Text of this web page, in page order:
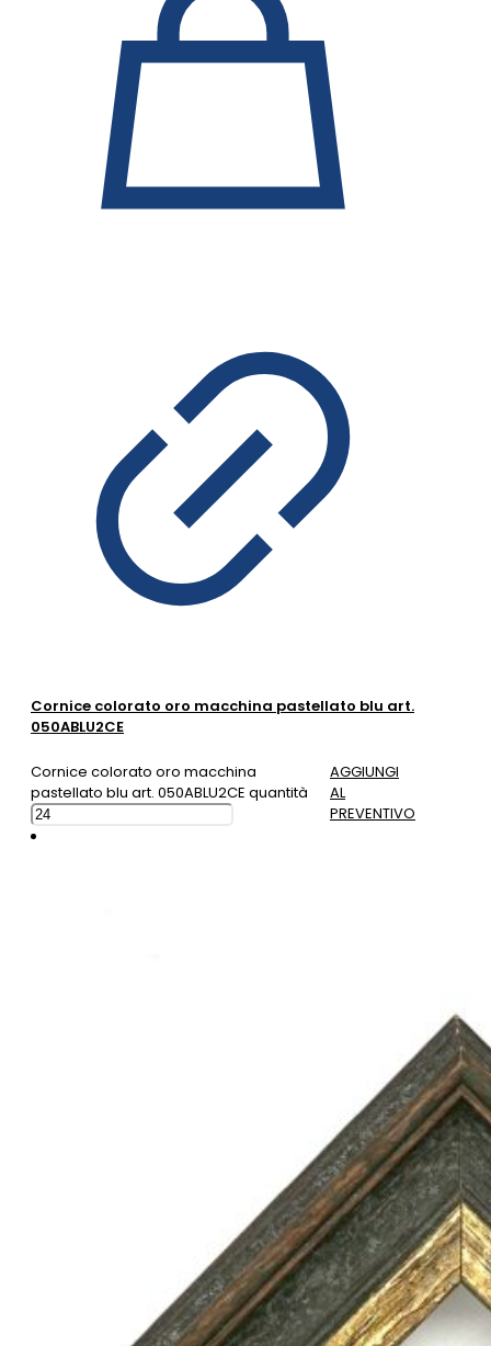
Cornice colorato oro macchina pastellato blu art.
050ABLU2CE
Cornice colorato oro macchina
pastellato blu art. 050ABLU2CE quantità
AGGIUNGI
AL
PREVENTIVO